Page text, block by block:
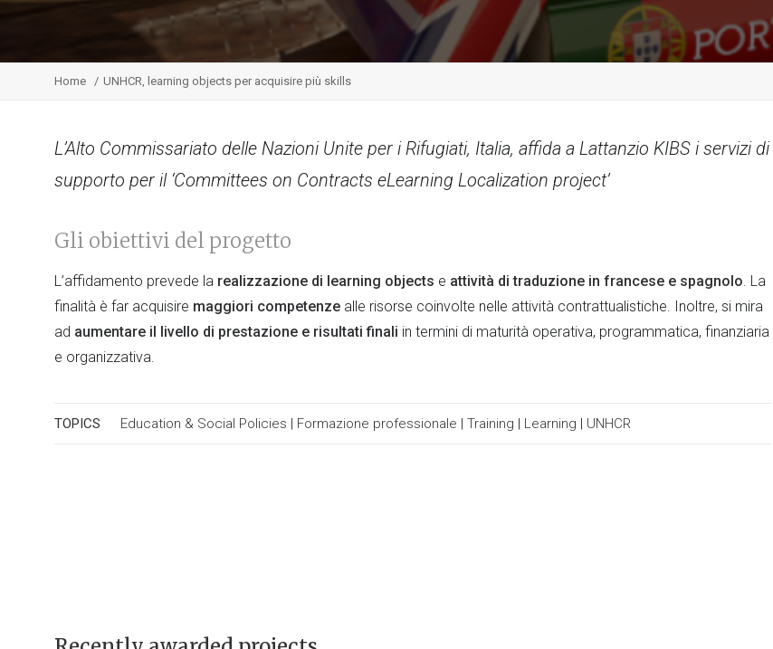
Home UNHCR, learning objects per acquisire più skills
L’Alto Commissariato delle Nazioni Unite per i Rifugiati, Italia, affida a Lattanzio KIBS i servizi di
supporto per il ‘Committees on Contracts eLearning Localization project’
Gli obiettivi del progetto
L’affidamento prevede la realizzazione di learning objects e attività di traduzione in francese e spagnolo. La
finalità è far acquisire maggiori competenze alle risorse coinvolte nelle attività contrattualistiche. Inoltre, si mira
ad aumentare il livello di prestazione e risultati finali in termini di maturità operativa, programmatica, finanziaria
e organizzativa.
TOPICS Education & Social Policies | Formazione professionale | Training | Learning | UNHCR